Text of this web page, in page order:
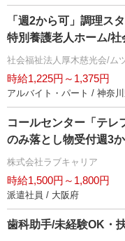
「週2から可」調理ス
特別養護老人ホーム/社
社会福祉法人厚木慈光会/ム
時給1,225円～1,375円
アルバイト・パート / 神奈
コールセンター「テレ
のみ落とし物受付週3
株式会社ラブキャリア
時給1,500円～1,800円
派遣社員 / 大阪府
歯科助手/未経験OK・